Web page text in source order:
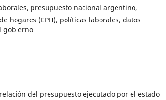
presupuesto nacional argentino,
hogares (EPH), políticas laborales, datos
gobierno
del presupuesto ejecutado por el estado